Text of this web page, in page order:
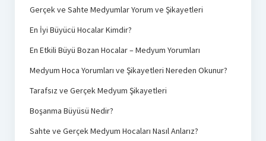
Gerçek ve Sahte Medyumlar Yorum ve Şikayetleri
En İyi Büyücü Hocalar Kimdir?
En Etkili Büyü Bozan Hocalar – Medyum Yorumları
Medyum Hoca Yorumları ve Şikayetleri Nereden Okunur?
Tarafsız ve Gerçek Medyum Şikayetleri
Boşanma Büyüsü Nedir?
Sahte ve Gerçek Medyum Hocaları Nasıl Anlarız?